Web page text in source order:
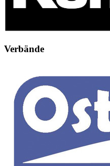
Verbände